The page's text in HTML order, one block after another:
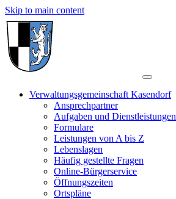
Skip to main content
Verwaltungsgemeinschaft Kasendorf
Ansprechpartner
Aufgaben und Dienstleistungen
Formulare
Leistungen von A bis Z
Lebenslagen
Häufig gestellte Fragen
Online-Bürgerservice
Öffnungszeiten
Ortspläne